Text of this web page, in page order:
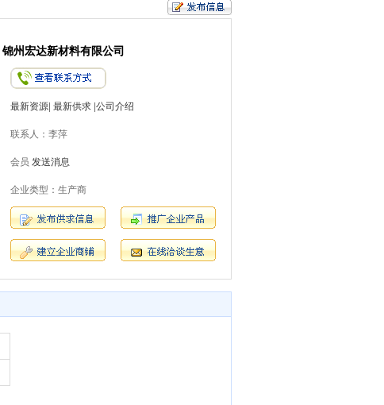
锦州宏达新材料有限公司
最新资源 最新供求 公司介绍
联系人：李萍
会员 发送消息
企业类型：生产商